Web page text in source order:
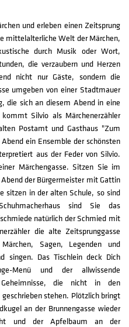
und erleben einen Zeitsprung
mittelalterliche Welt der Märchen,
durch Musik oder Wort,
die verzaubern und Herzen
nicht nur Gäste, sondern die
umgeben von einer Stadtmauer
die sich an diesem Abend in eine
Silvio als Märchenerzähler
Postamt und Gasthaus "Zum
ein Ensemble der schönsten
aus der Feder von Silvio.
Märchengasse. Sitzen Sie im
der Bürgermeister mit Gattin
sitzen in der alten Schule, so sind
sind Sie das
natürlich der Schmied mit
die alte Zeitsprunggasse
Sagen, Legenden und
singen. Das Tischlein deck Dich
Menü und der allwissende
Geheimnisse, die nicht in den
stehen. Plötzlich bringt
an der Brunnengasse wieder
und der Apfelbaum an der